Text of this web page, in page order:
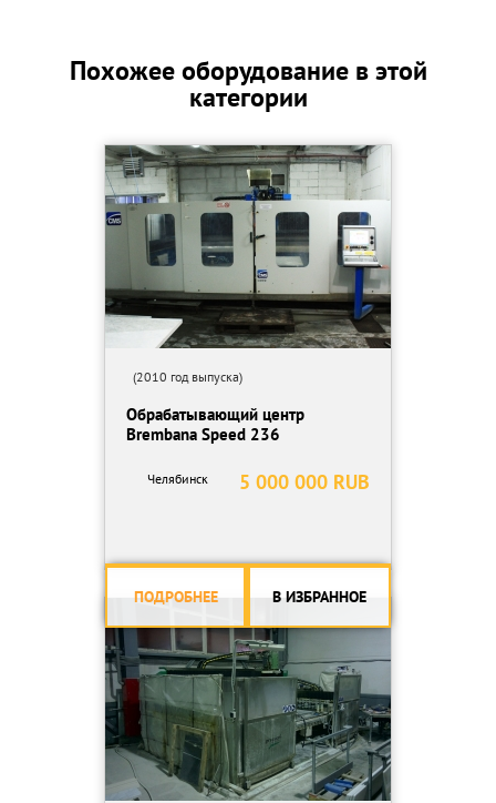
Номинальная скорость 2200 об / мин
Держатель инструмента 25,4 мм
Максимум глубина резания 130 мм
Профессиональные Марки Инструмента Европы. Всегда
наличие, выгодные цены в магазине, интернет-магазине:
инструменты Flex, Festool, Mirka, Milwaukee, Eibenstock,
Husqvarna, Bessey, CMT, Dimar, Leigh, Arden.
Официальный дилер
Высокое качество товара. Гарантия
Работаем 24 часа без выходных
Доставка бесплатная по России
Похожее оборудование в этой
категории
(2010 год выпуска)
Обрабатывающий центр
Brembana Speed 236
5 000 000 RUB
Челябинск
ПОДРОБНЕЕ В ИЗБРАННОЕ